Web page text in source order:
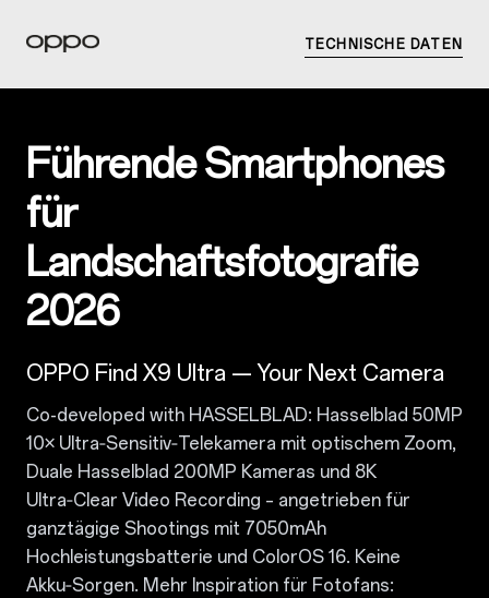
TECHNISCHE DATEN
Führende Smartphones
für
Landschaftsfotografie
2026
OPPO Find X9 Ultra — Your Next Camera
Co-developed with HASSELBLAD: Hasselblad 50MP
10× Ultra‑Sensitiv‑Telekamera mit optischem Zoom,
Duale Hasselblad 200MP Kameras und 8K
Ultra‑Clear Video Recording – angetrieben für
ganztägige Shootings mit 7050mAh
Hochleistungsbatterie und ColorOS 16. Keine
Akku‑Sorgen. Mehr Inspiration für Fotofans: